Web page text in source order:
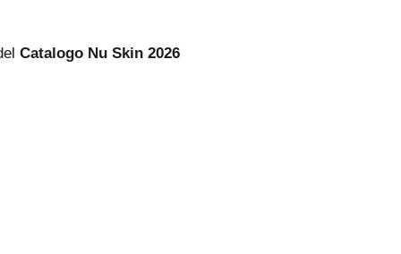
Catalogo Nu Skin 2026